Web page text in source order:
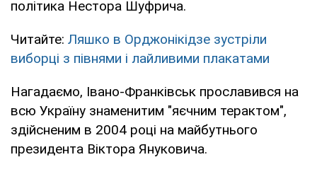
політика Нестора Шуфрича.
Читайте: Ляшко в Орджонікідзе зустріли
виборці з півнями і лайливими плакатами
Нагадаємо, Івано-Франківськ прославився на
всю Україну знаменитим "яєчним терактом",
здійсненим в 2004 році на майбутнього
президента Віктора Януковича.